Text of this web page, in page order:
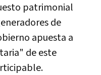
patrimonial
de
apuesta a
de este